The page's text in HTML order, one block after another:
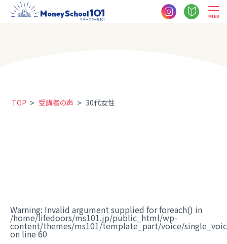
MENU
TOP > 受講者の声 > 30代女性
Warning: Invalid argument supplied for foreach() in
/home/lifedoors/ms101.jp/public_html/wp-
content/themes/ms101/template_part/voice/
on line 60